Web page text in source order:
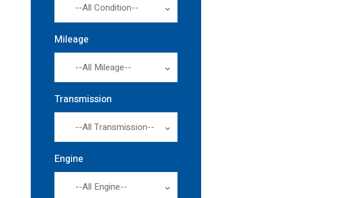
--All Condition--
Mileage
--All Mileage--
Transmission
--All Transmission--
Engine
--All Engine--